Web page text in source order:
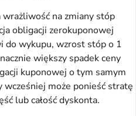
na zmiany stóp
obligacji zerokuponowej
do wykupu, wzrost stóp o 1
większy spadek ceny
kuponowej o tym samym
może ponieść stratę
lub całość dyskonta.